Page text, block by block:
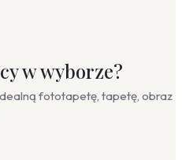
w wyborze?
fototapetę, tapetę, obraz